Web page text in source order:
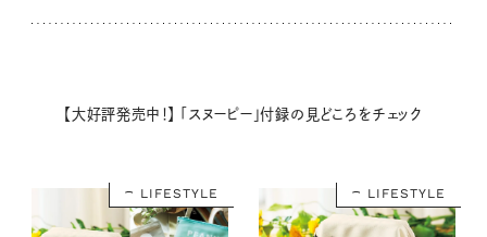
【大好評発売中！】 「スヌーピー」付録の見どころをチェック
LIFESTYLE LIFESTYLE